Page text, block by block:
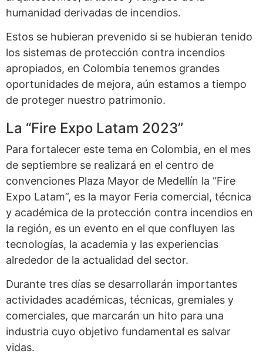
humanidad derivadas de incendios.
Estos se hubieran prevenido si se hubieran tenido
los sistemas de protección contra incendios
apropiados, en Colombia tenemos grandes
oportunidades de mejora, aún estamos a tiempo
de proteger nuestro patrimonio.
La “Fire Expo Latam 2023”
Para fortalecer este tema en Colombia, en el mes
de septiembre se realizará en el centro de
convenciones Plaza Mayor de Medellín la “Fire
Expo Latam”, es la mayor Feria comercial, técnica
y académica de la protección contra incendios en
la región, es un evento en el que confluyen las
tecnologías, la academia y las experiencias
alrededor de la actualidad del sector.
Durante tres días se desarrollarán importantes
actividades académicas, técnicas, gremiales y
comerciales, que marcarán un hito para una
industria cuyo objetivo fundamental es salvar
vidas.